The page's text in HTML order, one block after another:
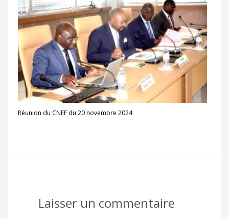
Réunion du CNEF du 20 novembre 2024
Laisser un commentaire